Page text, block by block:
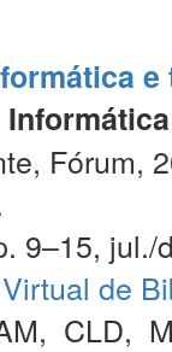
Fórum,
9–15, jul./
de
, CLD,